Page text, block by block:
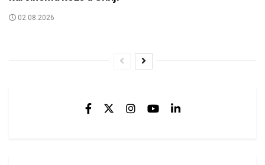
02.08.2026